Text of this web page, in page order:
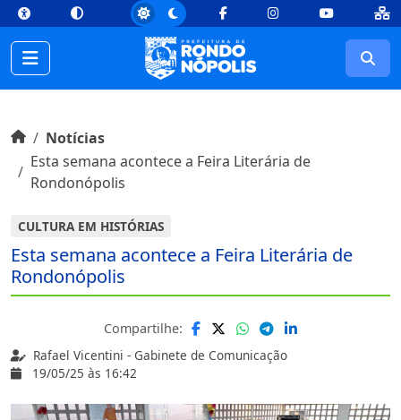
topConteúdo [1] Menu Principal [2] Busca [3] Rodapé [4]
FacebookInstagramYoutube
Início do conteúdo
InícioNotícias
Esta semana acontece a Feira Literária de
Rondonópolis
CULTURA EM HISTÓRIAS
Esta semana acontece a Feira Literária de
Rondonópolis
Rafael Vicentini - Gabinete de Comunicação
19/05/25 às 16:42
Compartilhe: